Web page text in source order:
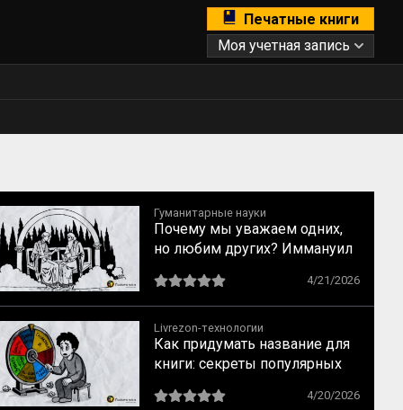
Печатные книги
Моя учетная запись
Гуманитарные науки
Почему мы уважаем одних,
но любим других? Иммануил
возвышенного и прекрасного
4/21/2026
Livrezon-технологии
Как придумать название для
книги: секреты популярных
4/20/2026